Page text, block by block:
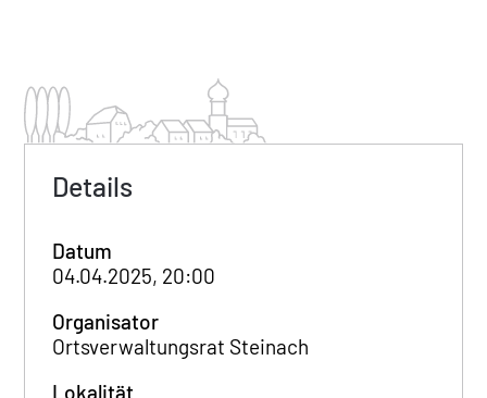
Details
Datum
04.04.2025, 20:00
Organisator
Ortsverwaltungsrat Steinach
Lokalität